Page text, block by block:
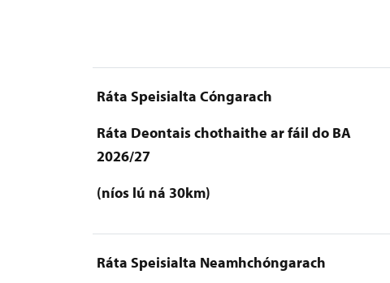
Ráta Speisialta Cóngarach
Ráta Deontais chothaithe ar fáil do BA
2026/27
(níos lú ná 30km)
Ráta Speisialta Neamhchóngarach